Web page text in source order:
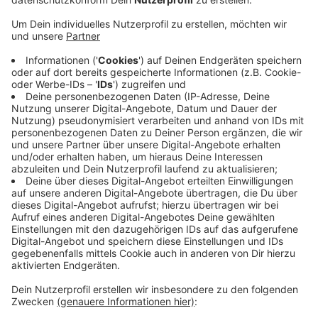
gegenüber Radio Ennepe Ruhr: "Für uns ist das
6.500 Euro pro Tonne Schokolade. Im April 2023
waren wir noch bei 2.000 Euro pro Tonne und im
April 2024 lagen die Preise schon bei 12.000 Euro
die Tonne." Auf günstige Alternativen wollen die
Betriebe nicht zurückgreifen. Das würde ein
Qualitätsverlust bedeuten, so Hans-Kasper
Kartenberg weiter. In der Hattinger Confiserie
Harmonie werden die Pralinen deswegen um ca. 10
Prozent teurer.
Veröffentlicht: Donnerstag, 17.10.2024 10:39
Anzeige